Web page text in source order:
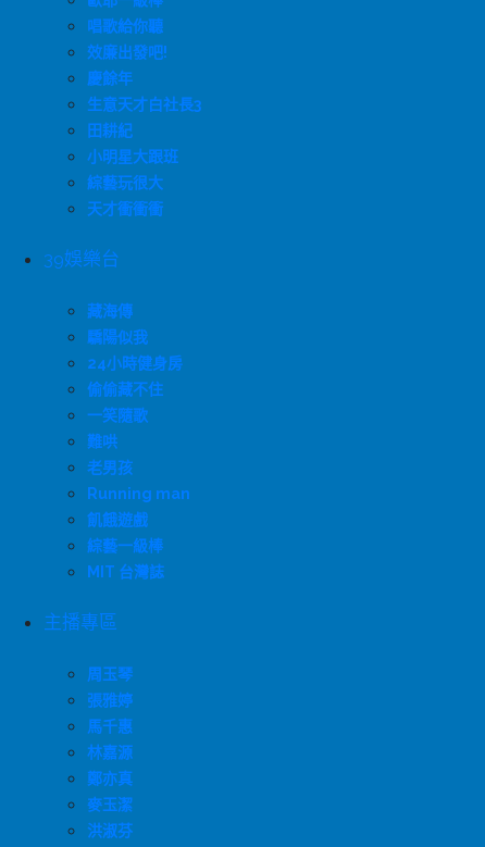
唱歌給你聽
效廉出發吧!
慶餘年
生意天才白社長3
田耕紀
小明星大跟班
綜藝玩很大
天才衝衝衝
39娛樂台
藏海傳
驕陽似我
24小時健身房
偷偷藏不住
一笑隨歌
難哄
老男孩
Running man
飢餓遊戲
綜藝一級棒
MIT 台灣誌
主播專區
周玉琴
張雅婷
馬千惠
林嘉源
鄭亦真
麥玉潔
洪淑芬